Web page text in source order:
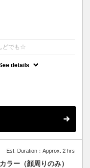
どでも☆
details
Est. Duration：Approx. 2 hrs
ラー（顔周りのみ）